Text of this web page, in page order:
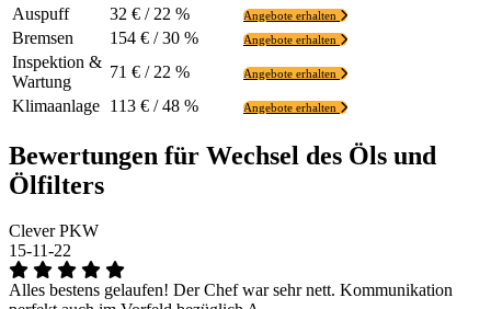
Auspuff
32 € / 22 % Angebote erhalten
Bremsen 154 € / 30 % Angebote erhalten
Inspektion &
Wartung
71 € / 22 % Angebote erhalten
Klimaanlage 113 € / 48 % Angebote erhalten
Bewertungen für Wechsel des Öls und
Ölfilters
Clever PKW
15-11-22
Alles bestens gelaufen! Der Chef war sehr nett. Kommunikation